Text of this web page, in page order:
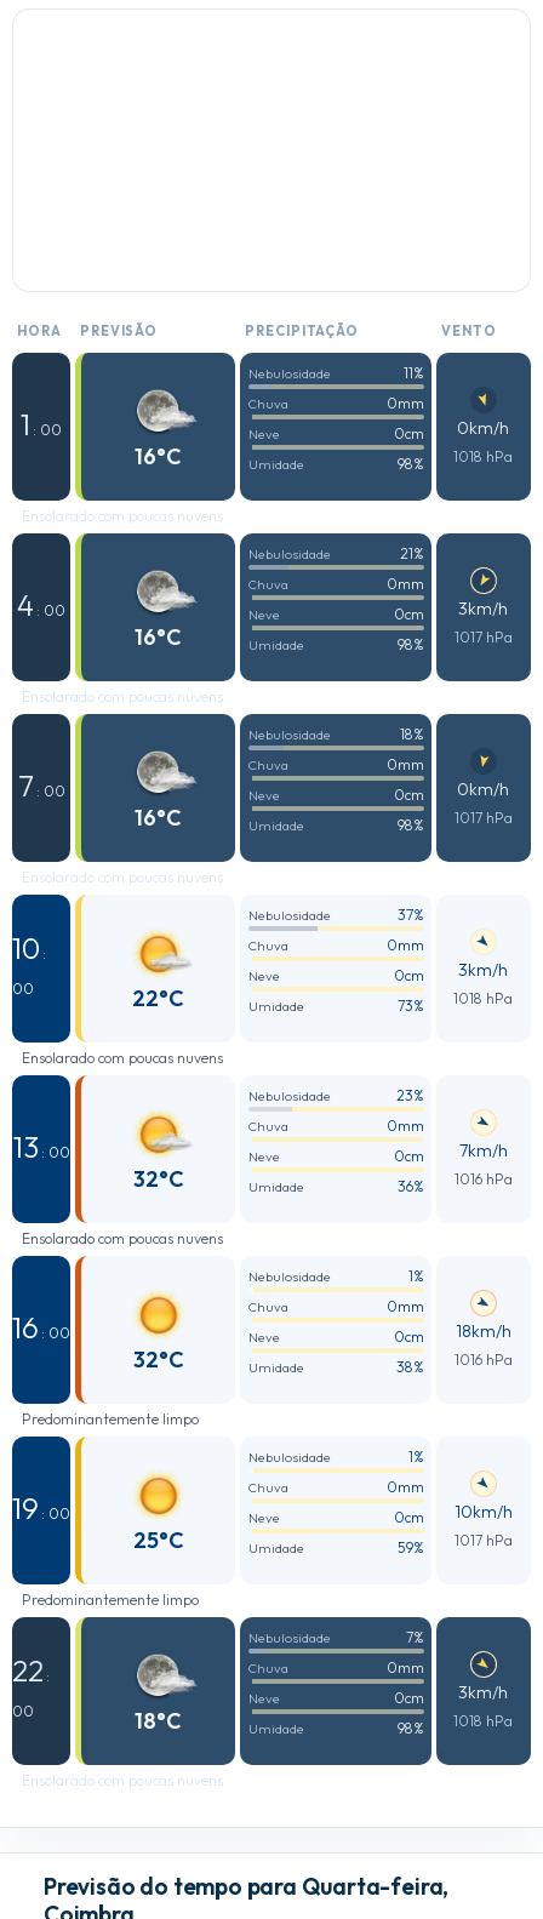
HORA PREVISÃO PRECIPITAÇÃO VENTO
1 : 00
16°C
Nebulosidade 11%
Chuva 0mm
Neve 0cm
Umidade 98%
0km/h
1018 hPa
Ensolarado com poucas nuvens
4 : 00
16°C
Nebulosidade 21%
Chuva 0mm
Neve 0cm
Umidade 98%
3km/h
1017 hPa
Ensolarado com poucas nuvens
7 : 00
16°C
Nebulosidade 18%
Chuva 0mm
Neve 0cm
Umidade 98%
0km/h
1017 hPa
Ensolarado com poucas nuvens
10 :
00
22°C
Nebulosidade 37%
Chuva 0mm
Neve 0cm
Umidade 73%
3km/h
1018 hPa
Ensolarado com poucas nuvens
13 : 00
32°C
Nebulosidade 23%
Chuva 0mm
Neve 0cm
Umidade 36%
7km/h
1016 hPa
Ensolarado com poucas nuvens
16 : 00
32°C
Nebulosidade 1%
Chuva 0mm
Neve 0cm
Umidade 38%
18km/h
1016 hPa
Predominantemente limpo
19 : 00
25°C
Nebulosidade 1%
Chuva 0mm
Neve 0cm
Umidade 59%
10km/h
1017 hPa
Predominantemente limpo
22 :
00
18°C
Nebulosidade 7%
Chuva 0mm
Neve 0cm
Umidade 98%
3km/h
1018 hPa
Ensolarado com poucas nuvens
Previsão do tempo para Quarta-feira,